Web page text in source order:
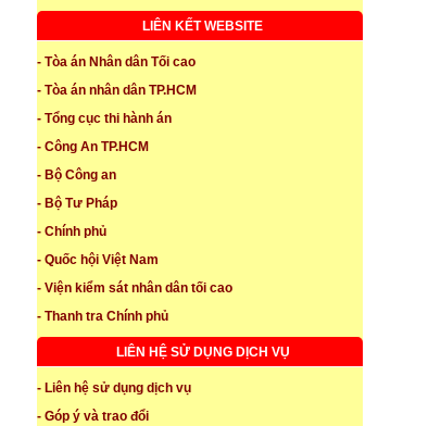
LIÊN KẾT WEBSITE
- Tòa án Nhân dân Tối cao
- Tòa án nhân dân TP.HCM
- Tổng cục thi hành án
- Công An TP.HCM
- Bộ Công an
- Bộ Tư Pháp
- Chính phủ
- Quốc hội Việt Nam
- Viện kiểm sát nhân dân tối cao
- Thanh tra Chính phủ
LIÊN HỆ SỬ DỤNG DỊCH VỤ
- Liên hệ sử dụng dịch vụ
- Góp ý và trao đổi